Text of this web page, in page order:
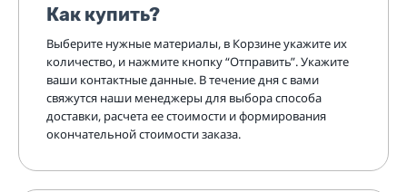
Как купить?
Выберите нужные материалы, в Корзине укажите их
количество, и нажмите кнопку “Отправить”. Укажите
ваши контактные данные. В течение дня с вами
свяжутся наши менеджеры для выбора способа
доставки, расчета ее стоимости и формирования
окончательной стоимости заказа.